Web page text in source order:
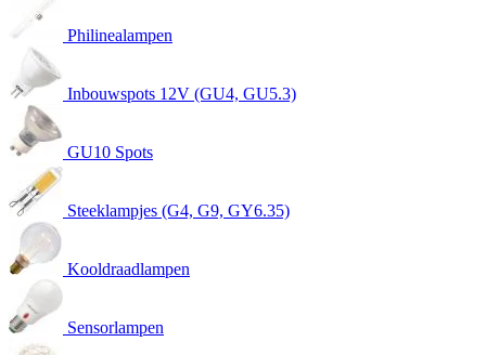
Philinealampen
Inbouwspots 12V (GU4, GU5.3)
GU10 Spots
Steeklampjes (G4, G9, GY6.35)
Kooldraadlampen
Sensorlampen